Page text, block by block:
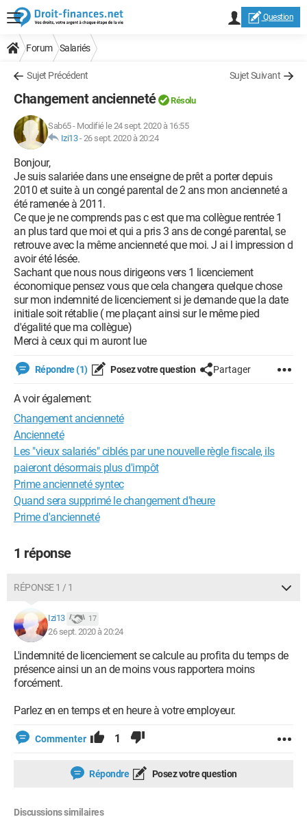
Question
Forum Salariés
Sujet Précédent Sujet Suivant
Changement ancienneté Résolu
Sab65- Modifié le 24 sept. 2020 à 16:55
Izi13-26 sept. 2020 à 20:24
Bonjour,
Je suis salariée dans une enseigne de prêt a porter depuis
2010 et suite à un congé parental de 2 ans mon ancienneté a
été ramenée à 2011.
Ce que je ne comprends pas c est que ma collègue rentrée 1
an plus tard que moi et qui a pris 3 ans de congé parental, se
retrouve avec la même ancienneté que moi. J ai l impression d
avoir été lésée.
Sachant que nous nous dirigeons vers 1 licenciement
économique pensez vous que cela changera quelque chose
sur mon indemnité de licenciement si je demande que la date
initiale soit rétablie ( me plaçant ainsi sur le même pied
d'égalité que ma collègue)
Merci à ceux qui m auront lue
Répondre (1) Posez votre question Partager
A voir également:
Changement ancienneté
Ancienneté
Les "vieux salariés" ciblés par une nouvelle règle fiscale, ils
paieront désormais plus d'impôt
Prime ancienneté syntec
Quand sera supprimé le changement d'heure
Prime d'ancienneté
1 réponse
RÉPONSE 1 / 1
Izi13 17
26 sept. 2020 à 20:24
L'indemnité de licenciement se calcule au profita du temps de
présence ainsi un an de moins vous rapportera moins
forcément.
Parlez en en temps et en heure à votre employeur.
Commenter 1
Répondre Posez votre question
Discussions similaires